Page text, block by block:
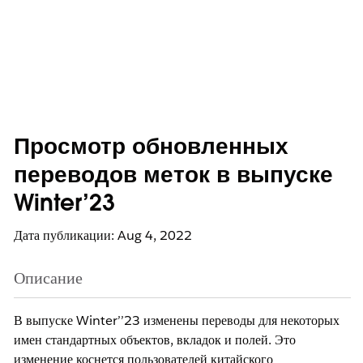
Просмотр обновленных
переводов меток в выпуске
Winter’23
Дата публикации: Aug 4, 2022
Описание
В выпуске Winter’’23 изменены переводы для некоторых
имен стандартных объектов, вкладок и полей. Это
изменение коснется пользователей китайского